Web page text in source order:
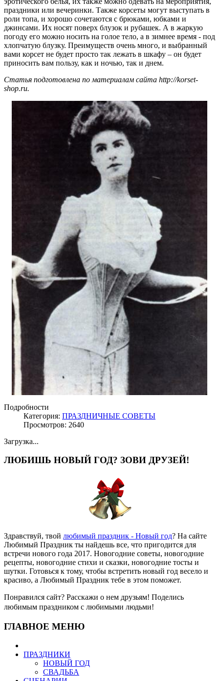
праздники или вечеринки. Также корсеты могут выступать в
роли топа, и хорошо сочетаются с брюками, юбками и
джинсами. Их носят поверх блузок и рубашек. А в жаркую
погоду его можно носить на голое тело, а в зимнее время - под
хлопчатую блузку. Преимуществ очень много, и выбранный
вами корсет не будет просто так лежать в шкафу – он будет
приносить вам пользу, как и ночью, так и днем.
Статья подготовлена по материалам сайта http://korset-
shop.ru.
Подробности
Категория: ПРАЗДНИЧНЫЕ СОВЕТЫ
Просмотров: 2640
Загрузка...
ЛЮБИШЬ НОВЫЙ ГОД? ЗОВИ ДРУЗЕЙ!
Здравствуй, твой любимый праздник - Новый год? На сайте
Любимый Праздник ты найдешь все, что пригодится для
встречи нового года 2017. Новогодние советы, новогодние
рецепты, новогодние стихи и сказки, новогодние тосты и
шутки. Готовься к тому, чтобы встретить новый год весело и
красиво, а Любимый Праздник тебе в этом поможет.
Понравился сайт? Расскажи о нем друзьям! Поделись
любимым праздником с любимыми людьми!
ГЛАВНОЕ МЕНЮ
ПРАЗДНИКИ
НОВЫЙ ГОД
СВАДЬБА